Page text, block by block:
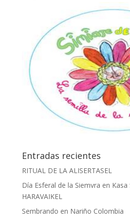
Entradas recientes
RITUAL DE LA ALISERTASEL
Día Esferal de la Siemvra en
HARAVAIKEL
Sembrando en Nariño Colombia